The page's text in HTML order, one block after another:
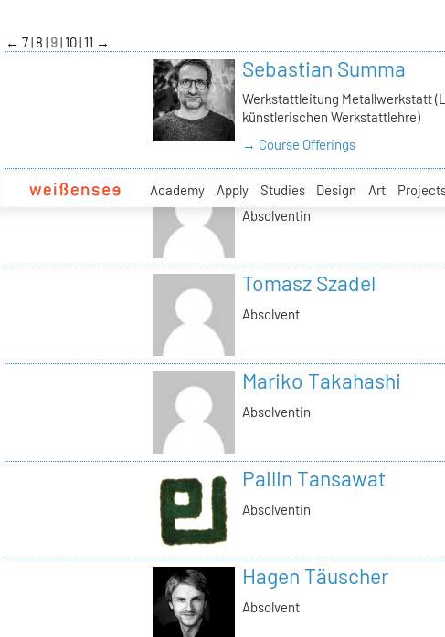
Academy Apply Studies Design Art
← 7 8 9 10 11 →
Sebastian Summa
Werkstattleitung Metallwerkstatt
künstlerischen Werkstattlehre)
→ Course Offerings
Eva Swoboda
Absolventin
Tomasz Szadel
Absolvent
Mariko Takahashi
Absolventin
Pailin Tansawat
Absolventin
Hagen Täuscher
Absolvent